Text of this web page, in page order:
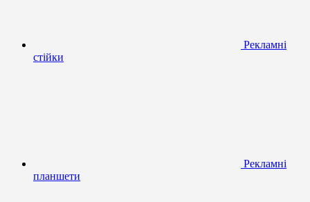
Рекламні
стійки
Рекламні
планшети